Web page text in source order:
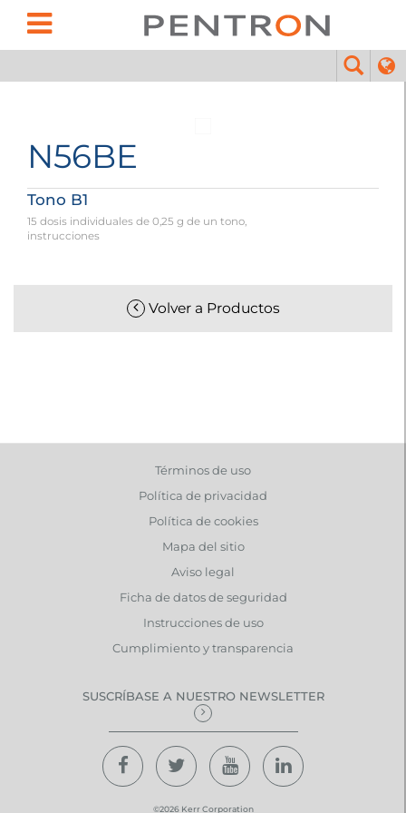
N56BE
Tono B1
15 dosis individuales de 0,25 g de un tono,
instrucciones
Volver a Productos
Términos de uso
Política de privacidad
Política de cookies
Mapa del sitio
Aviso legal
Ficha de datos de seguridad
Instrucciones de uso
Cumplimiento y transparencia
SUSCRÍBASE A NUESTRO NEWSLETTER
©2026 Kerr Corporation